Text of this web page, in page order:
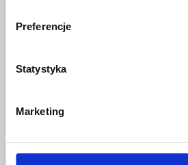
Preferencje
Statystyka
Marketing
Podejmuj trafne
bazując na
dostępnej od ręki
wXPRIMER.PAYROLL